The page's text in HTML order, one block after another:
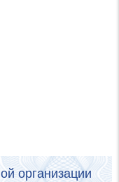
организации